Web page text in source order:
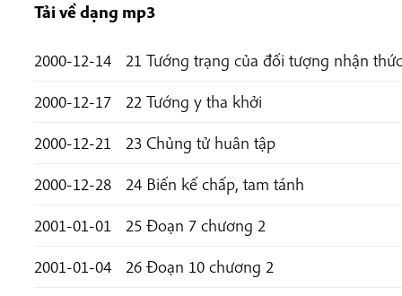
Tải về dạng mp3
2000-12-14
21 Tướng trạng của đối tượng nhận thức
2000-12-17
22 Tướng y tha khởi
2000-12-21
23 Chủng tử huân tập
2000-12-28
24 Biến kế chấp, tam tánh
2001-01-01
25 Đoạn 7 chương 2
2001-01-04
26 Đoạn 10 chương 2